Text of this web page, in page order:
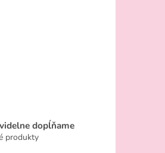
dopĺňame
produkty